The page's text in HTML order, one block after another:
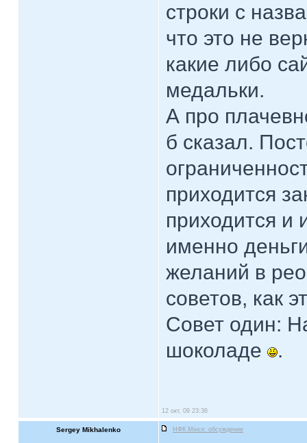
строки с
что это не
какие либо
медальки.
А про
б сказал.
приходится
приходится и
именно
желаний в
советов, как
Совет один:
шоколаде
.
12 окт, 09 23:36
Sergey Mikhalenko НФК Мiнск: обсуждение